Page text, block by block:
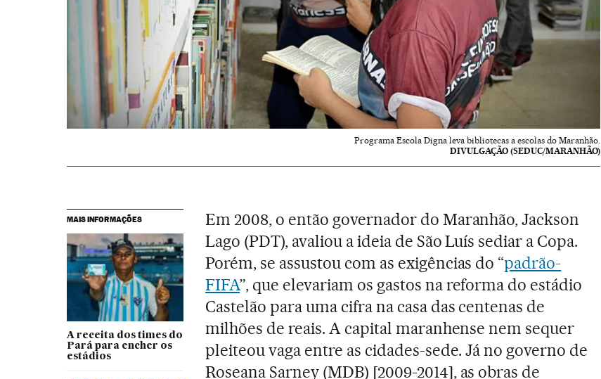
Programa Escola Digna leva bibliotecas a escolas do Maranhão.
DIVULGAÇÃO (SEDUC/MARANHÃO)
MAIS INFORMAÇÕES
A receita dos times do
Pará para encher os
estádios
Em 2008, o então governador do Maranhão, Jackson
Lago (PDT), avaliou a ideia de São Luís sediar a Copa.
Porém, se assustou com as exigências do “padrão-
FIFA”, que elevariam os gastos na reforma do estádio
Castelão para uma cifra na casa das centenas de
milhões de reais. A capital maranhense nem sequer
pleiteou vaga entre as cidades-sede. Já no governo de
Roseana Sarney (MDB) [2009-2014], as obras de